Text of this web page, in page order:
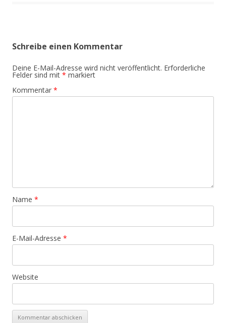
Schreibe einen Kommentar
Deine E-Mail-Adresse wird nicht veröffentlicht. Erforderliche
Felder sind mit * markiert
Kommentar *
Name *
E-Mail-Adresse *
Website